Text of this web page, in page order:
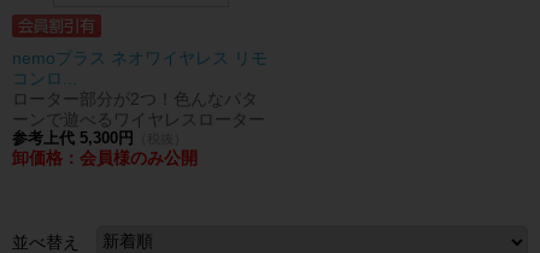
nemoプラス ネオワイヤレス リモ
コンロ...
ローター部分が2つ！色んなパタ
ーンで遊べるワイヤレスローター
参考上代 5,300円
卸価格：会員様のみ公開
並べ替え